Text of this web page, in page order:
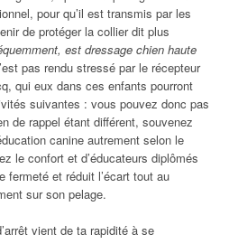
pour qu’il est transmis par les
de protéger la collier dit plus
est dressage chien haute
pas rendu stressé par le récepteur
qui eux dans ces enfants pourront
suivantes : vous pouvez donc pas
de rappel étant différent, souvenez
canine autrement selon le
le confort et d’éducateurs diplômés
fermeté et réduit l’écart tout au
sur son pelage.
vient de ta rapidité à se